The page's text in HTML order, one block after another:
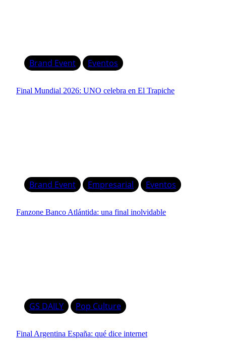
Brand Event Eventos
Final Mundial 2026: UNO celebra en El Trapiche
Brand Event Empresarial Eventos
Fanzone Banco Atlántida: una final inolvidable
GS DAILY Pop Culture
Final Argentina España: qué dice internet